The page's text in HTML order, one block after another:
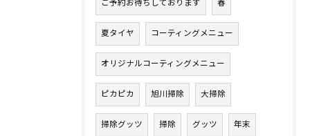
ご予約お待ちしております 春
夏タイヤ コーティングメニュー
オリジナルコーティングメニュー
ピカピカ 旭川掃除 大掃除
掃除グッツ 掃除 グッツ 年末